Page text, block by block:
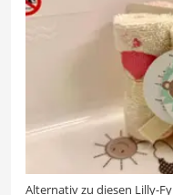
Alternativ zu diesen Lilly-